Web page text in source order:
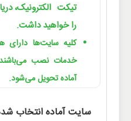
تیکت الکترونیک،
را خواهید داشت.
کلیه سایت‌ها
خدمات نصب
آماده تحویل می‌شود.
سایت آماده انتخاب